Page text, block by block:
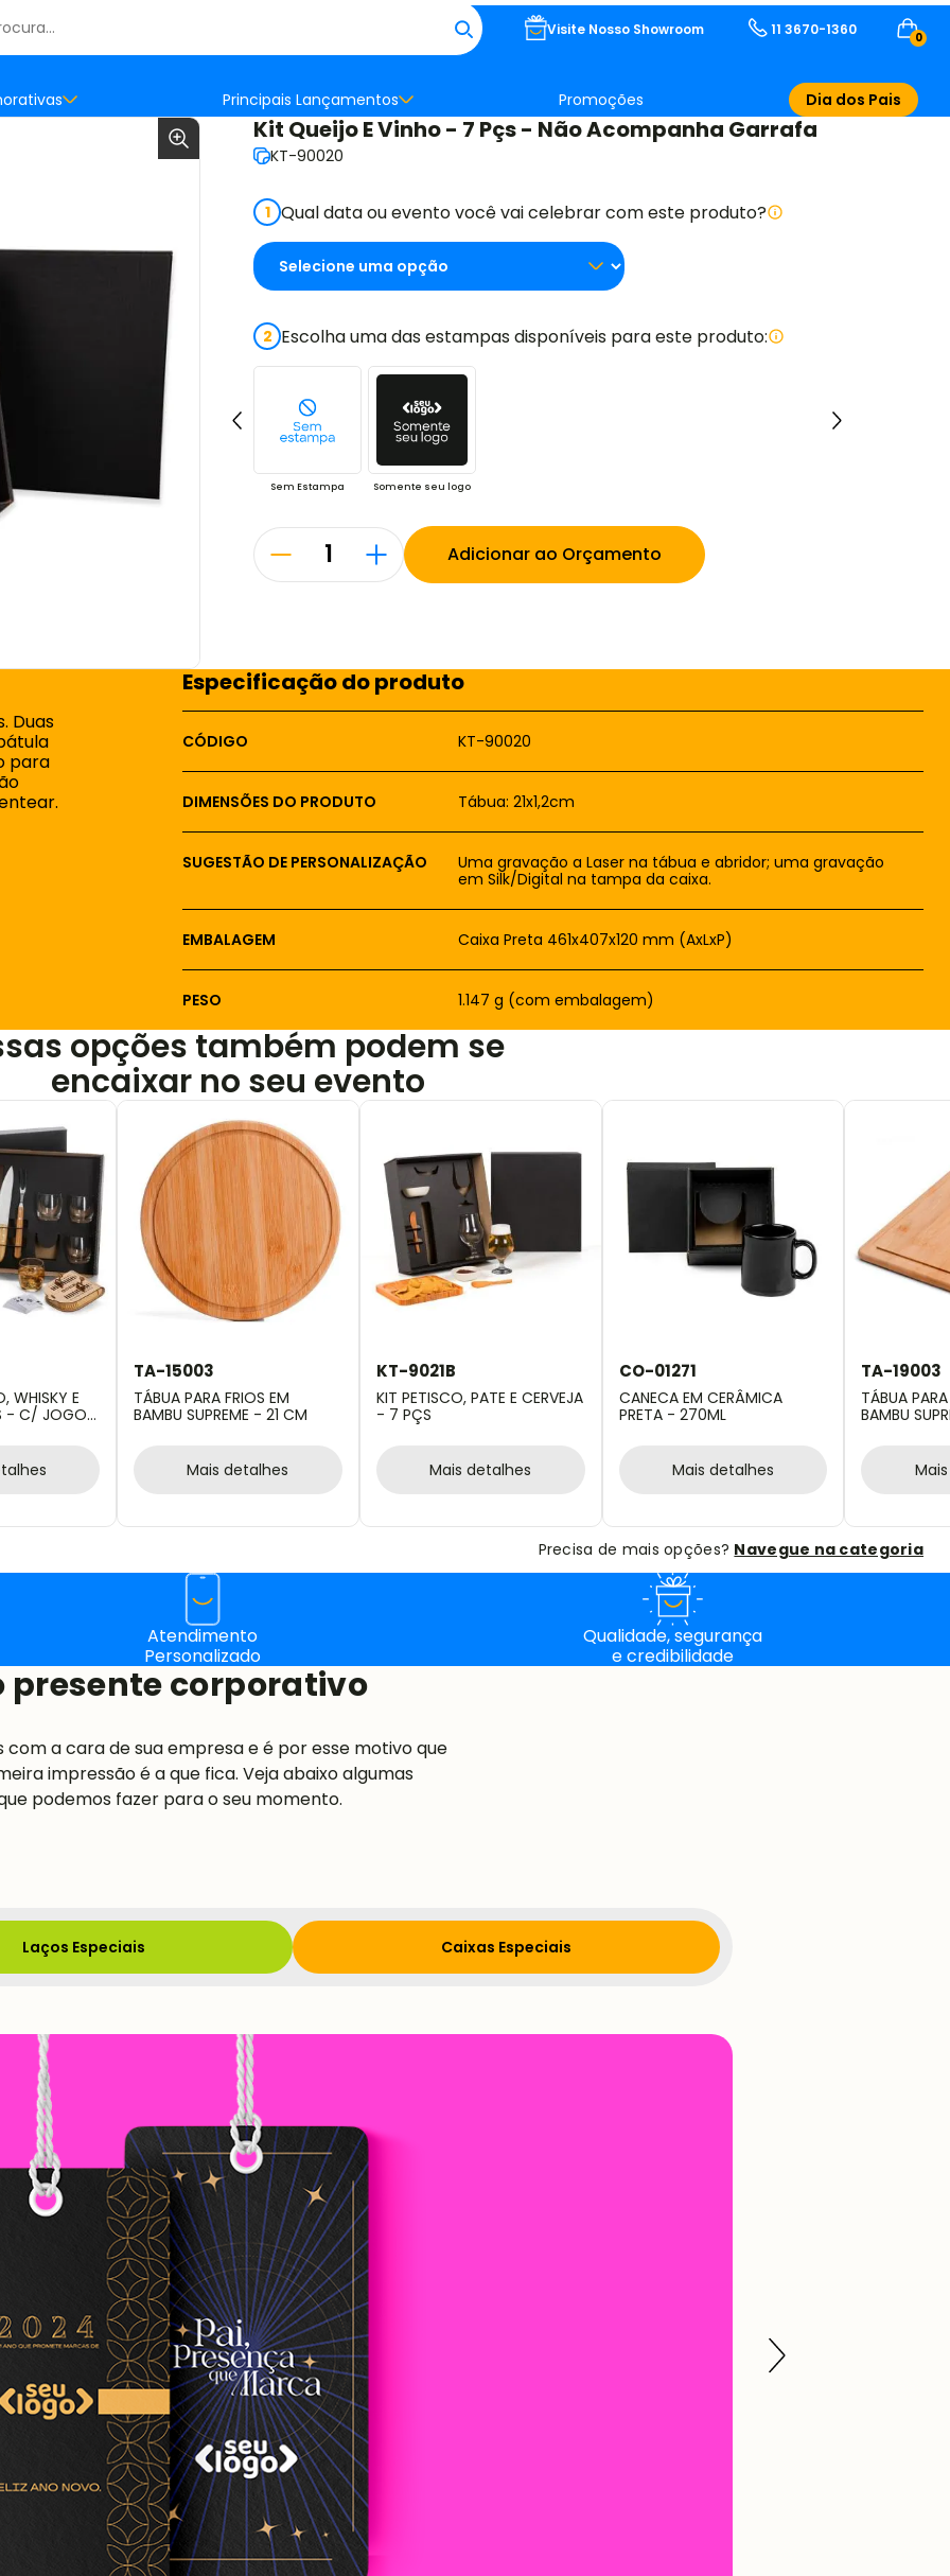
Visite Nosso Showroom 11 3670-1360 0
Principais Lançamentos Promoções Dia dos Pais
Kit Queijo E Vinho - 7 Pçs - Não Acompanha Garrafa
KT-90020
1 Qual data ou evento você vai celebrar com este produto?
2 Escolha uma das estampas disponíveis para este produto:
Sem Estampa Somente seu logo
Adicionar ao Orçamento
Duas
para
Especificação do produto
CÓDIGO KT-90020
DIMENSÕES DO PRODUTO Tábua: 21x1,2cm
SUGESTÃO DE PERSONALIZAÇÃO
Uma gravação a Laser na tábua e abridor; uma gravação
em Silk/Digital na tampa da caixa.
EMBALAGEM Caixa Preta 461x407x120 mm (AxLxP)
PESO 1.147 g (com embalagem)
opções também podem se
encaixar no seu evento
WHISKY E
- C/ JOGO
TA-15003
TÁBUA PARA FRIOS EM
BAMBU SUPREME - 21 CM
Mais detalhes
KT-9021B
KIT PETISCO, PATE E CERVEJA
- 7 PÇS
Mais detalhes
CO-01271
CANECA EM CERÂMICA
PRETA - 270ML
Mais detalhes
TA-19003
TÁBUA
BAMBU
Precisa de mais opções? Navegue na categoria
Atendimento
Personalizado
Qualidade, segurança
e credibilidade
presente corporativo
a cara de sua empresa e é por esse motivo que
impressão é a que fica. Veja abaixo algumas
podemos fazer para o seu momento.
Laços Especiais Caixas Especiais